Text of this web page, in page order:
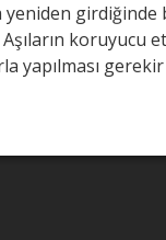
girdiğinde
yapılması gerekir